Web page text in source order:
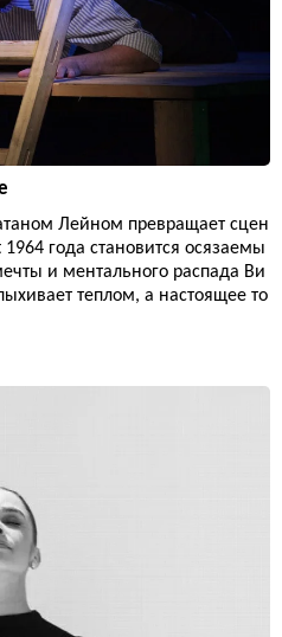
Лейном превращает сцен
года становится осязаемы
и ментального распада Ви
теплом, а настоящее то